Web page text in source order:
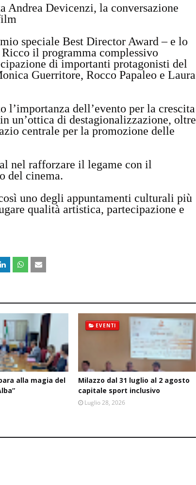
Andrea Devicenzi, la conversazione
speciale Best Director Award – e lo
il programma complessivo
di importanti protagonisti del
Guerritore, Rocco Papaleo e Laura
dell’evento per la crescita
un’ottica di destagionalizzazione, oltre
centrale per la promozione delle
nel rafforzare il legame con il
del cinema.
uno degli appuntamenti culturali più
qualità artistica, partecipazione e
alla magia del
EVENTI
Milazzo dal 31 luglio al 2 agosto
capitale sport inclusivo
Luglio 28, 2026